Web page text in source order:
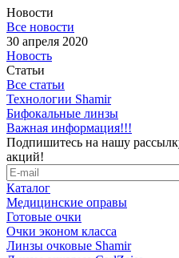
Новости
Все новости
30 апреля 2020
Новость
Статьи
Все статьи
Технологии Shamir
Бифокальные линзы
Важная информация!!!
Подпишитесь на нашу
акций!
Каталог
Медицинские оправы
Готовые очки
Очки эконом класса
Линзы очковые Shamir